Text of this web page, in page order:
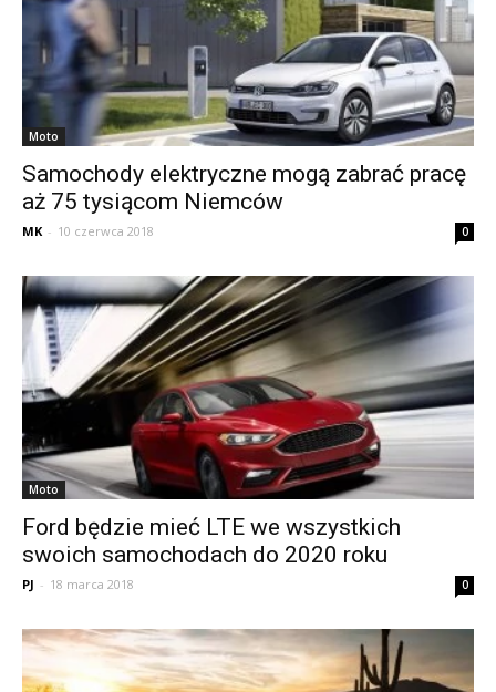
Moto
Samochody elektryczne mogą zabrać pracę
aż 75 tysiącom Niemców
MK - 10 czerwca 2018 0
Moto
Ford będzie mieć LTE we wszystkich
swoich samochodach do 2020 roku
PJ - 18 marca 2018 0